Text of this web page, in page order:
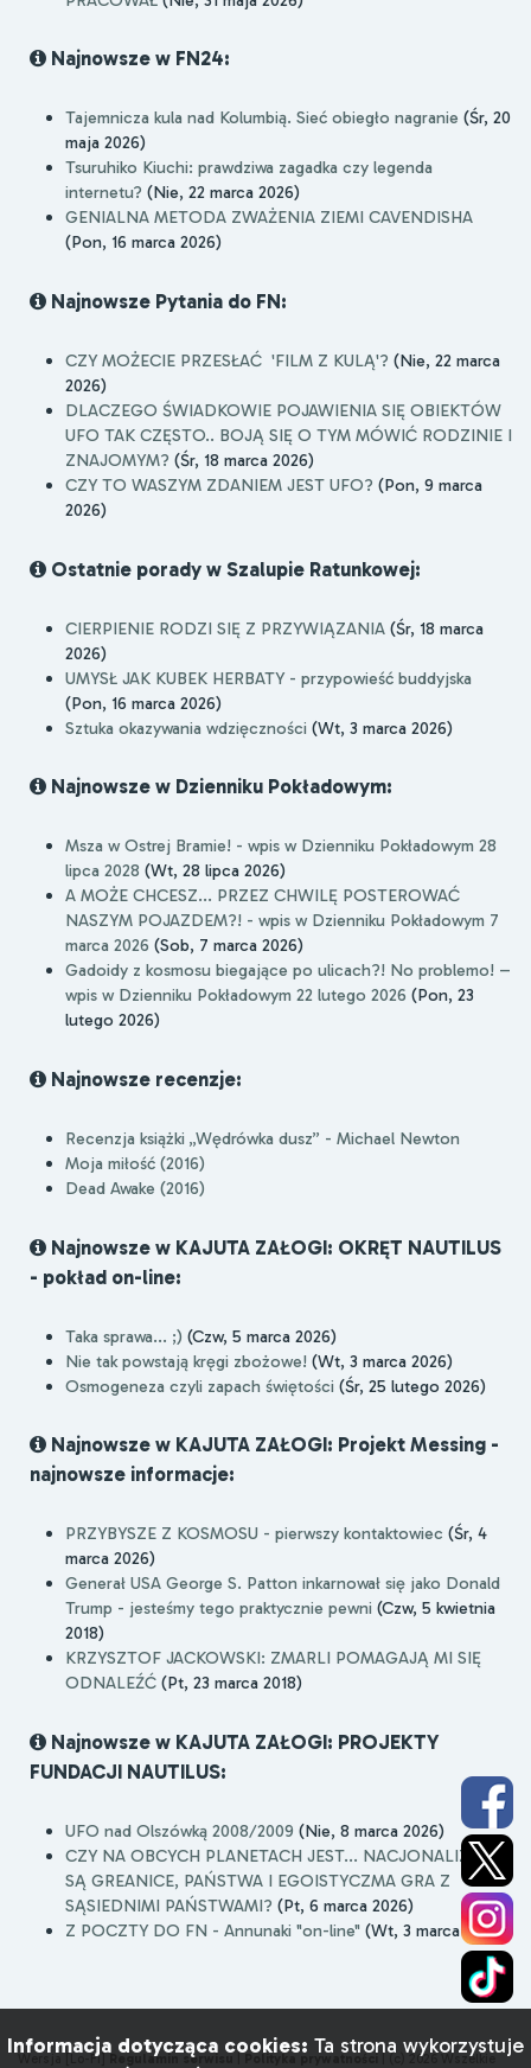
Najnowsze w FN24:
Tajemnicza kula nad Kolumbią. Sieć obiegło nagranie (Śr, 20
maja 2026)
Tsuruhiko Kiuchi: prawdziwa zagadka czy legenda
internetu? (Nie, 22 marca 2026)
GENIALNA METODA ZWAŻENIA ZIEMI CAVENDISHA
(Pon, 16 marca 2026)
Najnowsze Pytania do FN:
CZY MOŻECIE PRZESŁAĆ 'FILM Z KULĄ'? (Nie, 22 marca
2026)
DLACZEGO ŚWIADKOWIE POJAWIENIA SIĘ OBIEKTÓW
UFO TAK CZĘSTO.. BOJĄ SIĘ O TYM MÓWIĆ RODZINIE I
ZNAJOMYM? (Śr, 18 marca 2026)
CZY TO WASZYM ZDANIEM JEST UFO? (Pon, 9 marca
2026)
Ostatnie porady w Szalupie Ratunkowej:
CIERPIENIE RODZI SIĘ Z PRZYWIĄZANIA (Śr, 18 marca
2026)
UMYSŁ JAK KUBEK HERBATY - przypowieść buddyjska
(Pon, 16 marca 2026)
Sztuka okazywania wdzięczności (Wt, 3 marca 2026)
Najnowsze w Dzienniku Pokładowym:
Msza w Ostrej Bramie! - wpis w Dzienniku Pokładowym 28
lipca 2028 (Wt, 28 lipca 2026)
A MOŻE CHCESZ... PRZEZ CHWILĘ POSTEROWAĆ
NASZYM POJAZDEM?! - wpis w Dzienniku Pokładowym 7
marca 2026 (Sob, 7 marca 2026)
Gadoidy z kosmosu biegające po ulicach?! No problemo! –
wpis w Dzienniku Pokładowym 22 lutego 2026 (Pon, 23
lutego 2026)
Najnowsze recenzje:
Recenzja książki „Wędrówka dusz” - Michael Newton
Moja miłość (2016)
Dead Awake (2016)
Najnowsze w KAJUTA ZAŁOGI: OKRĘT NAUTILUS
- pokład on-line:
Taka sprawa... ;) (Czw, 5 marca 2026)
Nie tak powstają kręgi zbożowe! (Wt, 3 marca 2026)
Osmogeneza czyli zapach świętości (Śr, 25 lutego 2026)
Najnowsze w KAJUTA ZAŁOGI: Projekt Messing -
najnowsze informacje:
PRZYBYSZE Z KOSMOSU - pierwszy kontaktowiec (Śr, 4
marca 2026)
Generał USA George S. Patton inkarnował się jako Donald
Trump - jesteśmy tego praktycznie pewni (Czw, 5 kwietnia
2018)
KRZYSZTOF JACKOWSKI: ZMARLI POMAGAJĄ MI SIĘ
ODNALEŹĆ (Pt, 23 marca 2018)
Najnowsze w KAJUTA ZAŁOGI: PROJEKTY
FUNDACJI NAUTILUS:
UFO nad Olszówką 2008/2009 (Nie, 8 marca 2026)
CZY NA OBCYCH PLANETACH JEST... NACJONALIZM,
SĄ GREANICE, PAŃSTWA I EGOISTYCZMA GRA Z
SĄSIEDNIMI PAŃSTWAMI? (Pt, 6 marca 2026)
Z POCZTY DO FN - Annunaki "on-line" (Wt, 3 marca 2026)
Wersja [Lo-Fi] Regulamin serwisu (c) 2026 Wszelkie
Informacja dotycząca cookies: Ta strona wykorzystuje